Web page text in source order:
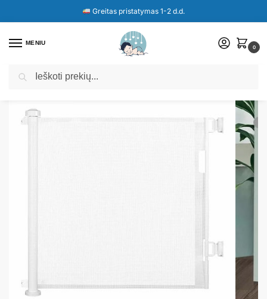
Greitas pristatymas 1-2 d.d.
MENIU
0
Pradžia Parduotuvė